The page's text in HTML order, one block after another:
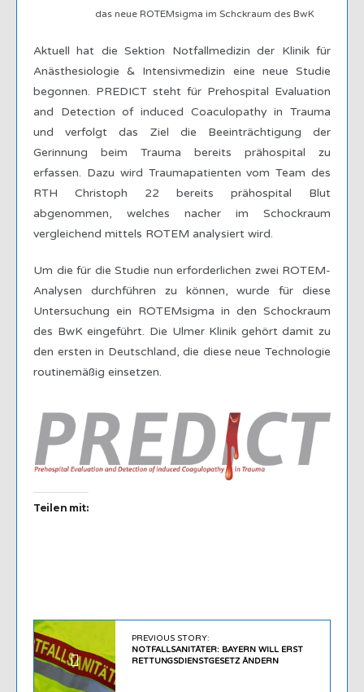
das neue ROTEMsigma im Schckraum des BwK
Aktuell hat die Sektion Notfallmedizin der Klinik für
Anästhesiologie & Intensivmedizin eine neue Studie
begonnen. PREDICT steht für Prehospital Evaluation
and Detection of induced Coaculopathy in Trauma
und verfolgt das Ziel die Beeinträchtigung der
Gerinnung beim Trauma bereits prähospital zu
erfassen. Dazu wird Traumapatienten vom Team des
RTH Christoph 22 bereits prähospital Blut
abgenommen, welches nacher im Schockraum
vergleichend mittels ROTEM analysiert wird.
Um die für die Studie nun erforderlichen zwei ROTEM-
Analysen durchführen zu können, wurde für diese
Untersuchung ein ROTEMsigma in den Schockraum
des BwK eingeführt. Die Ulmer Klinik gehört damit zu
den ersten in Deutschland, die diese neue Technologie
routinemäßig einsetzen.
Teilen mit:
PREVIOUS STORY:
NOTFALLSANITÄTER: BAYERN WILL ERST
RETTUNGSDIENSTGESETZ ÄNDERN